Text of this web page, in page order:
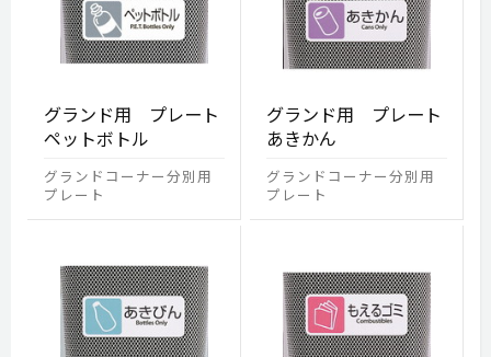
グランド用 プレート
ペットボトル
グランドコーナー分別用
プレート
グランド用 プレート
あきかん
グランドコーナー分別用
プレート